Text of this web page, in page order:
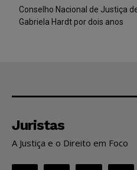
Conselho Nacional de Justiça
Gabriela Hardt por dois anos
Juristas
A Justiça e o Direito em Foco